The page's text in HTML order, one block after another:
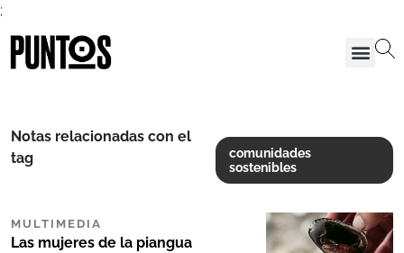
;
Notas relacionadas con el
tag
comunidades
sostenibles
MULTIMEDIA
Las mujeres de la piangua